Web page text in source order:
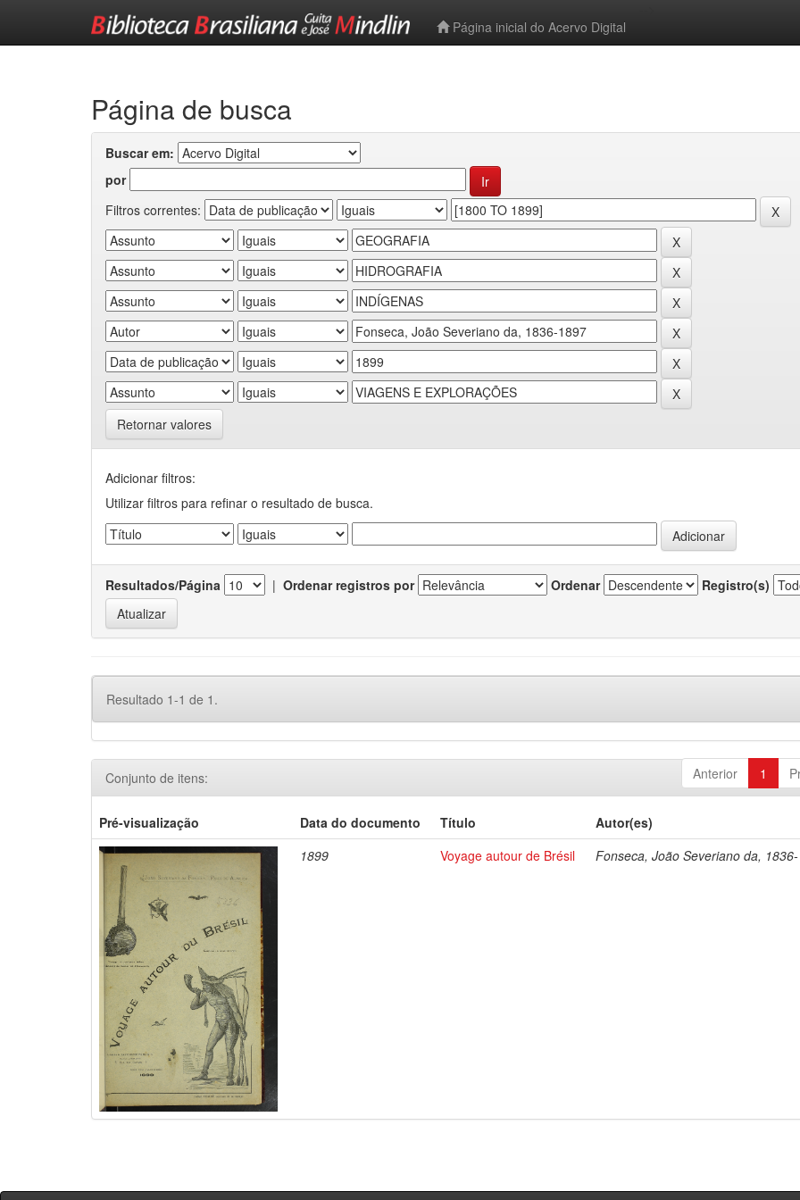
Página inicial do Acervo Digital
Página de busca
Buscar em:
por
Filtros correntes:
Retornar valores
Adicionar filtros:
Utilizar filtros para refinar o resultado de busca.
Resultados/Página | Ordenar registros por Ordenar Registro(s)
Resultado 1-1 de 1.
Anterior 1
Conjunto de itens:
Pré-visualização Data do documento Título
Autor(es)
1899
Voyage autour de Brésil Fonseca, João Severiano da,